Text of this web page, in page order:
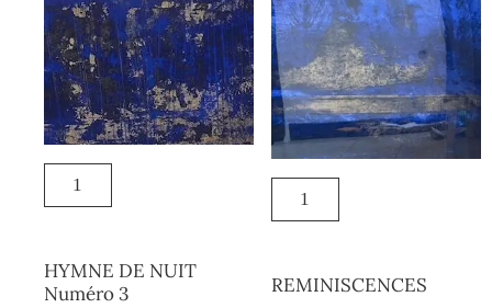
HYMNE DE NUIT
Numéro 3
REMINISCENCES